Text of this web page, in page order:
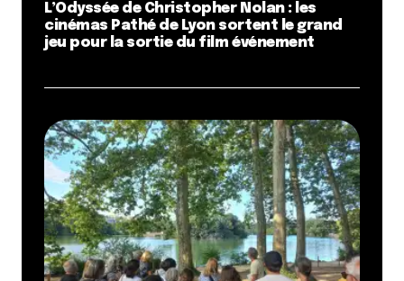
L’Odyssée de Christopher Nolan : les
cinémas Pathé de Lyon sortent le grand
jeu pour la sortie du film événement